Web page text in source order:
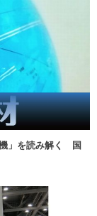
機」を読み解く 国